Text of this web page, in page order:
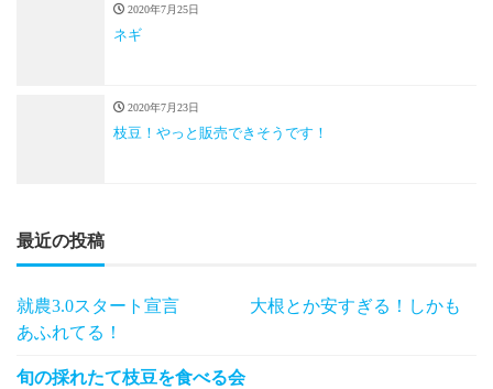
2020年7月25日
ネギ
2020年7月23日
枝豆！やっと販売できそうです！
最近の投稿
就農3.0スタート宣言 大根とか安すぎる！しかも
あふれてる！
旬の採れたて枝豆を食べる会